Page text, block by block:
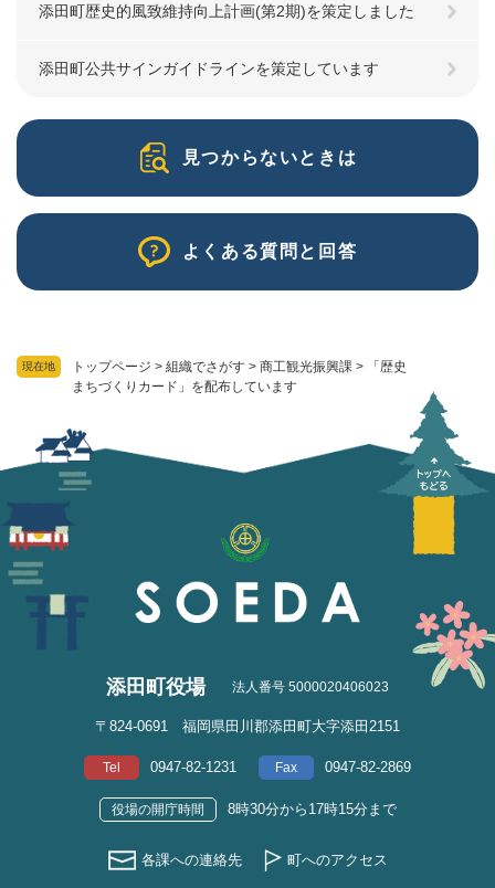
現在地 トップページ > 組織でさがす > 商工観光振興課 >
「歴史
まちづくりカード」を配布しています
添田町歴史的風致維持向上計画(第2期)を策定しました
添田町公共サインガイドラインを策定しています
見つからないときは
よくある質問と回答
添田町役場 法人番号 5000020406023
〒824-0691 福岡県田川郡添田町大字添田2151
Tel 0947-82-1231 Fax 0947-82-2869
役場の開庁時間 8時30分から17時15分まで
各課への連絡先 町へのアクセス